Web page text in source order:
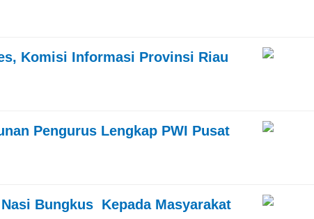
Komisi Informasi Provinsi Riau
Pengurus Lengkap PWI Pusat
Bungkus Kepada Masyarakat